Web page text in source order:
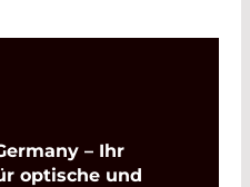
– Ihr
optische und